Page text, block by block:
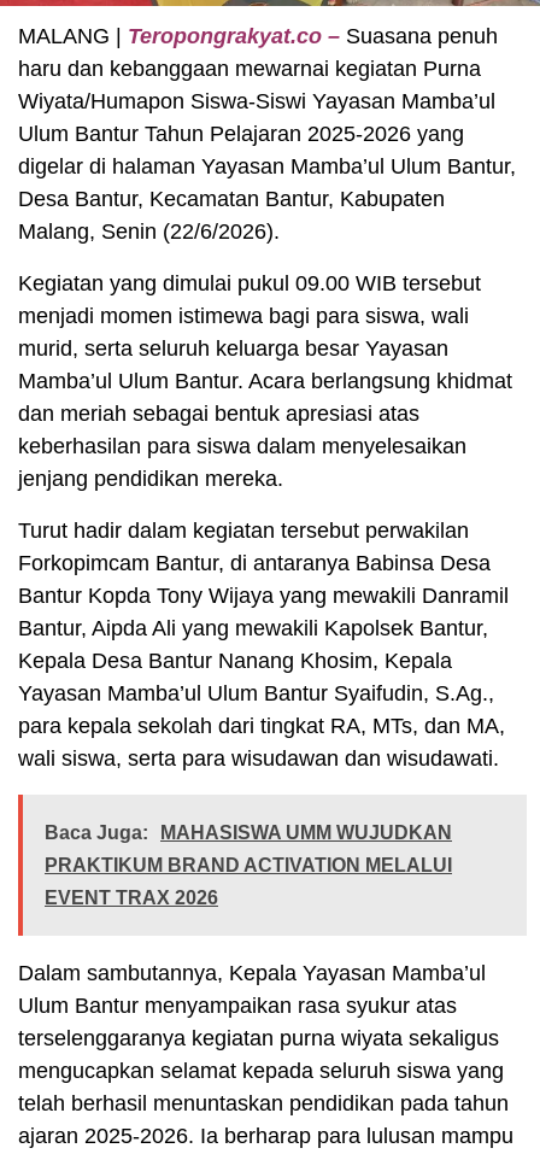
MALANG | Teropongrakyat.co – Suasana penuh
haru dan kebanggaan mewarnai kegiatan Purna
Wiyata/Humapon Siswa-Siswi Yayasan Mamba’ul
Ulum Bantur Tahun Pelajaran 2025-2026 yang
digelar di halaman Yayasan Mamba’ul Ulum Bantur,
Desa Bantur, Kecamatan Bantur, Kabupaten
Malang, Senin (22/6/2026).
Kegiatan yang dimulai pukul 09.00 WIB tersebut
menjadi momen istimewa bagi para siswa, wali
murid, serta seluruh keluarga besar Yayasan
Mamba’ul Ulum Bantur. Acara berlangsung khidmat
dan meriah sebagai bentuk apresiasi atas
keberhasilan para siswa dalam menyelesaikan
jenjang pendidikan mereka.
Turut hadir dalam kegiatan tersebut perwakilan
Forkopimcam Bantur, di antaranya Babinsa Desa
Bantur Kopda Tony Wijaya yang mewakili Danramil
Bantur, Aipda Ali yang mewakili Kapolsek Bantur,
Kepala Desa Bantur Nanang Khosim, Kepala
Yayasan Mamba’ul Ulum Bantur Syaifudin, S.Ag.,
para kepala sekolah dari tingkat RA, MTs, dan MA,
wali siswa, serta para wisudawan dan wisudawati.
Baca Juga:
MAHASISWA UMM WUJUDKAN
PRAKTIKUM BRAND ACTIVATION MELALUI
EVENT TRAX 2026
Dalam sambutannya, Kepala Yayasan Mamba’ul
Ulum Bantur menyampaikan rasa syukur atas
terselenggaranya kegiatan purna wiyata sekaligus
mengucapkan selamat kepada seluruh siswa yang
telah berhasil menuntaskan pendidikan pada tahun
ajaran 2025-2026. Ia berharap para lulusan mampu